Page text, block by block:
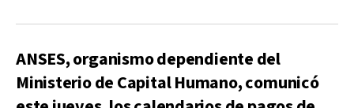
ANSES, organismo dependiente del
Ministerio de Capital Humano, comunicó